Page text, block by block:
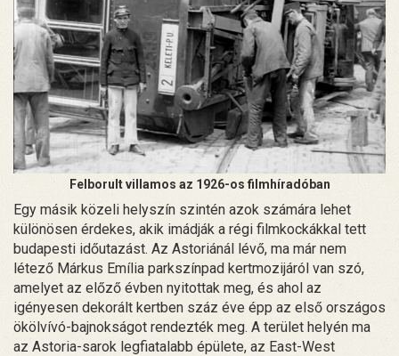
Felborult villamos az 1926-os filmhíradóban
Egy másik közeli helyszín szintén azok számára lehet
különösen érdekes, akik imádják a régi filmkockákkal tett
budapesti időutazást. Az Astoriánál lévő, ma már nem
létező Márkus Emília parkszínpad kertmozijáról van szó,
amelyet az előző évben nyitottak meg, és ahol az
igényesen dekorált kertben száz éve épp az első országos
ökölvívó-bajnokságot rendezték meg. A terület helyén ma
az Astoria-sarok legfiatalabb épülete, az East-West